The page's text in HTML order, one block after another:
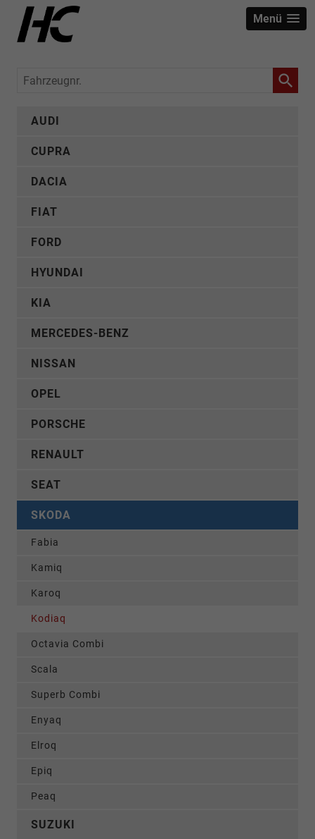
Menü
Fahrzeugnr.
AUDI
CUPRA
DACIA
FIAT
FORD
HYUNDAI
KIA
MERCEDES-BENZ
NISSAN
OPEL
PORSCHE
RENAULT
SEAT
SKODA
Fabia
Kamiq
Karoq
Kodiaq
Octavia Combi
Scala
Superb Combi
Enyaq
Elroq
Epiq
Peaq
SUZUKI